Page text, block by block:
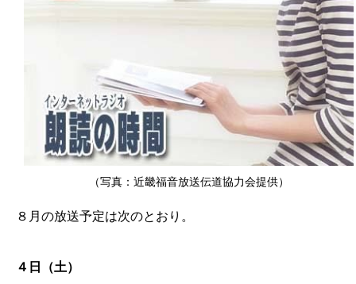
（写真：近畿福音放送伝道協力会提供）
８月の放送予定は次のとおり。
４日（土）